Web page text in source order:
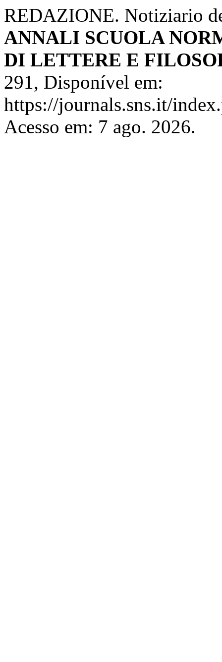
REDAZIONE. Notiziario
ANNALI SCUOLA
DI LETTERE E
291, Disponível em:
https://journals.sns.it/
Acesso em: 7 ago. 2026.